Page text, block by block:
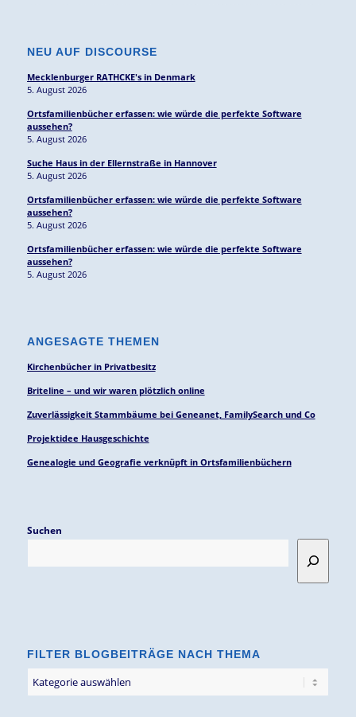
NEU AUF DISCOURSE
Mecklenburger RATHCKE's in Denmark
5. August 2026
Ortsfamilienbücher erfassen: wie würde die perfekte Software
aussehen?
5. August 2026
Suche Haus in der Ellernstraße in Hannover
5. August 2026
Ortsfamilienbücher erfassen: wie würde die perfekte Software
aussehen?
5. August 2026
Ortsfamilienbücher erfassen: wie würde die perfekte Software
aussehen?
5. August 2026
ANGESAGTE THEMEN
Kirchenbücher in Privatbesitz
Briteline – und wir waren plötzlich online
Zuverlässigkeit Stammbäume bei Geneanet, FamilySearch und Co
Projektidee Hausgeschichte
Genealogie und Geografie verknüpft in Ortsfamilienbüchern
Suchen
FILTER BLOGBEITRÄGE NACH THEMA
Blogbeiträge